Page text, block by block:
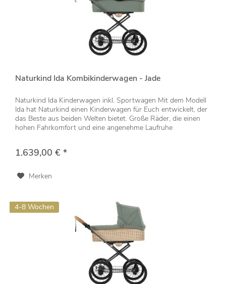
Naturkind Ida Kombikinderwagen - Jade
Naturkind Ida Kinderwagen inkl. Sportwagen Mit dem Modell
Ida hat Naturkind einen Kinderwagen für Euch entwickelt, der
das Beste aus beiden Welten bietet. Große Räder, die einen
hohen Fahrkomfort und eine angenehme Laufruhe
1.639,00 € *
Merken
4-8 Wochen